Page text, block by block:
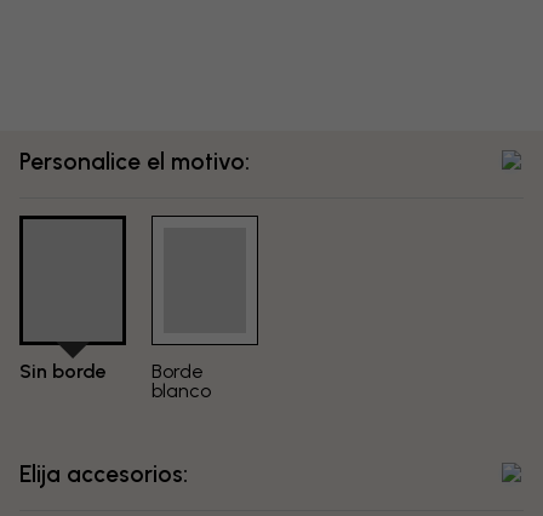
Personalice el motivo:
Sin borde
Borde
blanco
Elija accesorios: